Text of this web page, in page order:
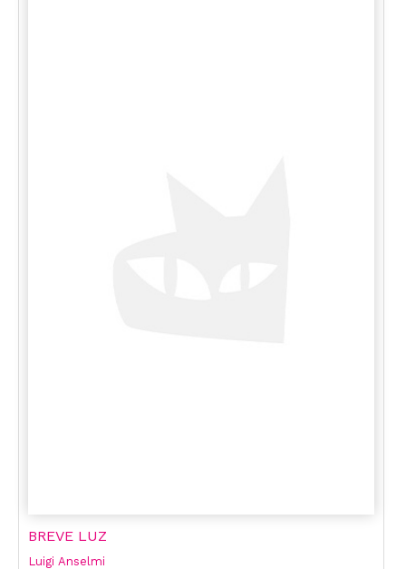
BREVE LUZ
Luigi Anselmi